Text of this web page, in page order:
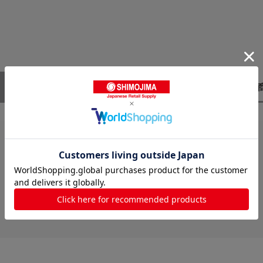
レビューはありません。